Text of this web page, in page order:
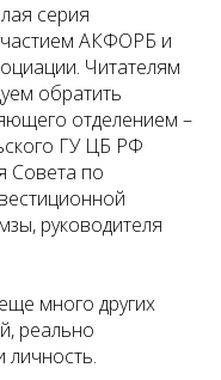
серия
АКФОРБ и
Читателям
обратить
отделением –
ГУ ЦБ РФ
Совета по
руководителя
много других
реально